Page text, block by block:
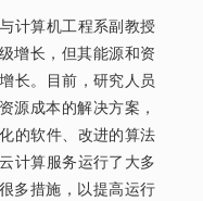
计算机工程系副教授
增长，但其能源和资
长。目前，研究人员
源成本的解决方案，
的软件、改进的算法
计算服务运行了大多
多措施，以提高运行